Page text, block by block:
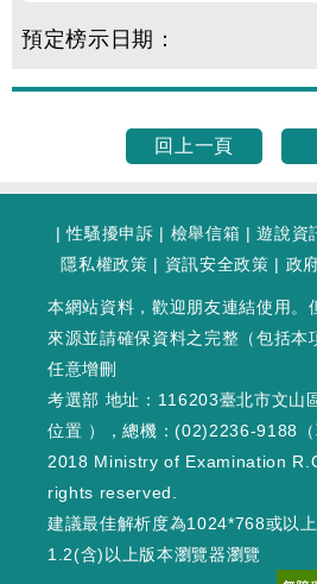
預定榜示日期：
回上一頁
|性騷擾申訴 | 檢舉信箱 |遊說資
隱私權政策 | 資訊安全政策 | 政
本網站資料，歡迎朋友連結使用。
來源並請確保資料之完整（包括本
任意增刪
考選部 地址：116203臺北市文山
位置 ），總機：(02)2236-9188（
2018 Ministry of Examination
rights reserved.
建議最佳解析度為1024*768或以
1.2(含)以上版本瀏覽器瀏覽